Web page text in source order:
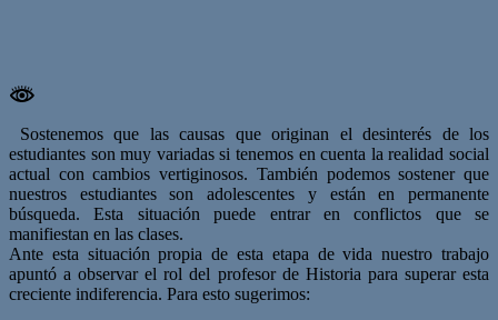
Sostenemos que las causas que originan el desinterés de los
estudiantes son muy variadas si tenemos en cuenta la realidad social
actual con cambios vertiginosos. También podemos sostener que
nuestros estudiantes son adolescentes y están en permanente
búsqueda. Esta situación puede entrar en conflictos que se
manifiestan en las clases.
Ante esta situación propia de esta etapa de vida nuestro trabajo
apuntó a observar el rol del profesor de Historia para superar esta
creciente indiferencia. Para esto sugerimos: